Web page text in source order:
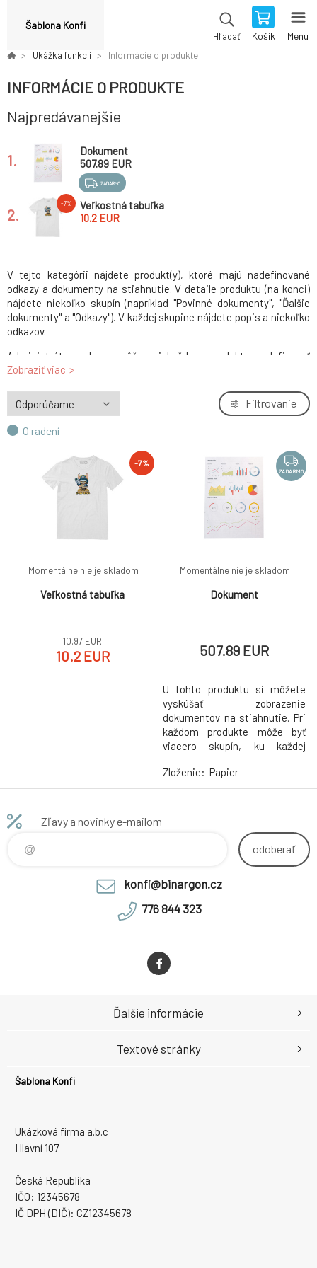
Šablona Konfi
Hľadať Košík Menu
Ukážka funkcií Informácie o produkte
INFORMÁCIE O PRODUKTE
Najpredávanejšie
1.
ZADARMO
Dokument
507.89 EUR
2.
-7%
Veľkostná tabuľka
10.2 EUR
V tejto kategórii nájdete produkt(y), ktoré majú nadefinované
odkazy a dokumenty na stiahnutie. V detaile produktu (na konci)
nájdete niekoľko skupín (napríklad "Povinné dokumenty", "Ďalšie
dokumenty" a "Odkazy"). V každej skupine nájdete popis a niekoľko
odkazov.
Administrátor eshopu môže pri každom produkte nadefinovať
ľubovoľný počet skupín, ich počet ani názvy nie sú obmedzené.
Zobraziť viac
O radení
Filtrovanie
-7%
Veľkostná tabuľka
Momentálne nie je skladom
10.97 EUR
10.2 EUR
ZADARMO
Dokument
Momentálne nie je skladom
507.89 EUR
U tohto produktu si môžete
vyskúšať zobrazenie
dokumentov na stiahnutie. Pri
každom produkte môže byť
viacero skupín, ku každej
a ľubovoľný počet odkazov na
stiahnutie.
Zloženie: Papier
Zľavy a novinky e-mailom
odoberať
konfi@binargon.cz
776 844 323
Šablona Konfi
Ukázková firma a.b.c
Hlavní 107
Česká Republika
IČO: 12345678
IČ DPH (DIČ): CZ12345678
Ďalšie informácie
Textové stránky